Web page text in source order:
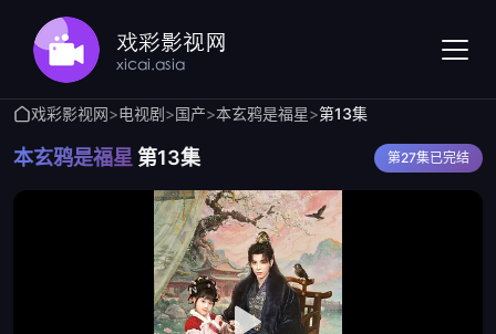
戏彩影视网>电视剧>国产>本玄鸦是福星>第13集
本玄鸦是福星 第13集 第27集已完结